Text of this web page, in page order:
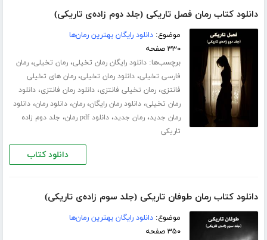
دانلود کتاب رمان فصل تاریکی (جلد دوم زاده‌ی تاریکی)
موضوع:دانلود رایگان بهترین رمان‌ها
۳۳۰ صفحه
برچسب‌ها:دانلود رایگان رمان تخیلی،رمان تخیلی،رمان
فارسی تخیلی،دانلود رمان تخیلی،رمان های تخیلی
فانتزی،رمان تخیلی فانتزی،دانلود رمان فانتزی،دانلود
رمان تخیلی،دانلود رمان رایگان،رمان،دانلود رمان،دانلود
رمان جدید،رمان جدید،دانلود pdf رمان ، جلد دوم زاده
تاریکی
دانلود کتاب
دانلود کتاب رمان طوفان تاریکی (جلد سوم زاده‌ی تاریکی)
موضوع:دانلود رایگان بهترین رمان‌ها
۳۵۰ صفحه